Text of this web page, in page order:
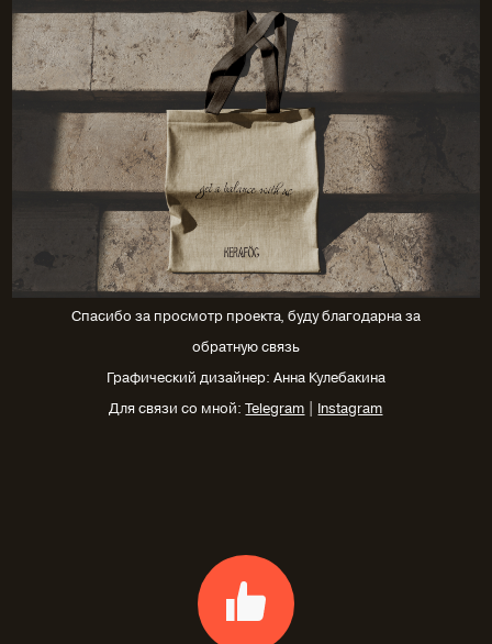
Спасибо за просмотр проекта, буду благодарна за
обратную связь
Графический дизайнер: Анна Кулебакина
Для связи со мной:Telegram | Instagram